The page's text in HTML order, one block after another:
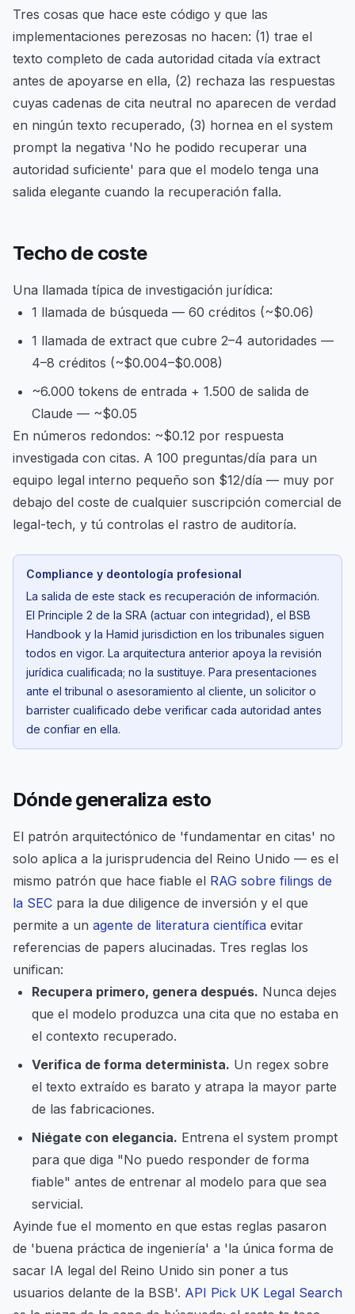
Tres cosas que hace este código y que las
implementaciones perezosas no hacen: (1) trae el
texto completo de cada autoridad citada vía extract
antes de apoyarse en ella, (2) rechaza las respuestas
cuyas cadenas de cita neutral no aparecen de verdad
en ningún texto recuperado, (3) hornea en el system
prompt la negativa 'No he podido recuperar una
autoridad suficiente' para que el modelo tenga una
salida elegante cuando la recuperación falla.
Techo de coste
Una llamada típica de investigación jurídica:
1 llamada de búsqueda — 60 créditos (~$0.06)
1 llamada de extract que cubre 2–4 autoridades —
4–8 créditos (~$0.004–$0.008)
~6.000 tokens de entrada + 1.500 de salida de
Claude — ~$0.05
En números redondos: ~$0.12 por respuesta
investigada con citas. A 100 preguntas/día para un
equipo legal interno pequeño son $12/día — muy por
debajo del coste de cualquier suscripción comercial de
legal-tech, y tú controlas el rastro de auditoría.
Compliance y deontología profesional
La salida de este stack es recuperación de información.
El Principle 2 de la SRA (actuar con integridad), el BSB
Handbook y la Hamid jurisdiction en los tribunales siguen
todos en vigor. La arquitectura anterior apoya la revisión
jurídica cualificada; no la sustituye. Para presentaciones
ante el tribunal o asesoramiento al cliente, un solicitor o
barrister cualificado debe verificar cada autoridad antes
de confiar en ella.
Dónde generaliza esto
El patrón arquitectónico de 'fundamentar en citas' no
solo aplica a la jurisprudencia del Reino Unido — es el
mismo patrón que hace fiable el RAG sobre filings de
la SEC para la due diligence de inversión y el que
permite a un agente de literatura científica evitar
referencias de papers alucinadas. Tres reglas los
unifican:
Recupera primero, genera después. Nunca dejes
que el modelo produzca una cita que no estaba en
el contexto recuperado.
Verifica de forma determinista. Un regex sobre
el texto extraído es barato y atrapa la mayor parte
de las fabricaciones.
Niégate con elegancia. Entrena el system prompt
para que diga "No puedo responder de forma
fiable" antes de entrenar al modelo para que sea
servicial.
Ayinde fue el momento en que estas reglas pasaron
de 'buena práctica de ingeniería' a 'la única forma de
sacar IA legal del Reino Unido sin poner a tus
usuarios delante de la BSB'. API Pick UK Legal Search